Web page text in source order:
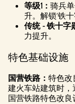
等级1： 骑兵
升。解锁‘铁十
传统 - 铁十字
力提升。
特色基础设施
国营铁路： 特色改
建火车站建筑时
国营铁路特色改良